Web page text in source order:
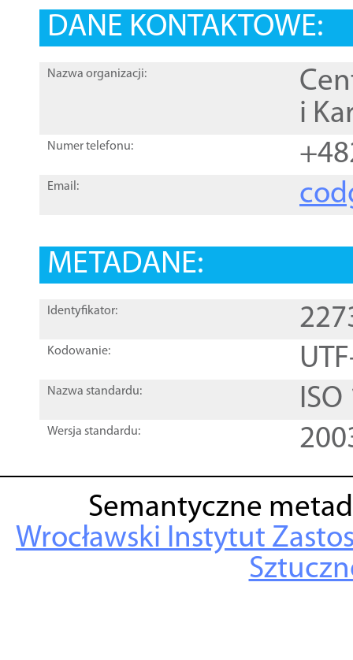
DANE KONTAKTOWE:
Nazwa organizacji:
i
Numer telefonu:
Email:
METADANE:
Identyfikator:
Kodowanie:
Nazwa standardu:
Wersja standardu:
Semantyczne
Wrocławski Instytut